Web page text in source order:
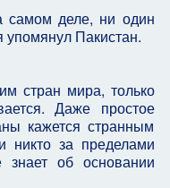
самом деле, ни один
Пакистан.
стран мира, только
Даже простое
кажется странным
никто за пределами
об основании